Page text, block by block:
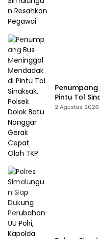
Pintu Tol
Nanggar
2 Agustus 2026